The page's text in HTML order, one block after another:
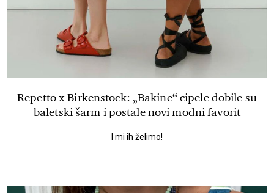
Repetto x Birkenstock: „Bakine“ cipele dobile su
baletski šarm i postale novi modni favorit
I mi ih želimo!